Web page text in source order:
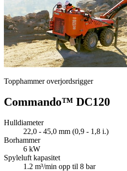
Topphammer overjordsrigger
Commando™ DC120
Hulldiameter
22,0 - 45,0 mm (0,9 - 1,8 i.)
Borhammer
6 kW
Spyleluft kapasitet
1.2 m³/min opp til 8 bar